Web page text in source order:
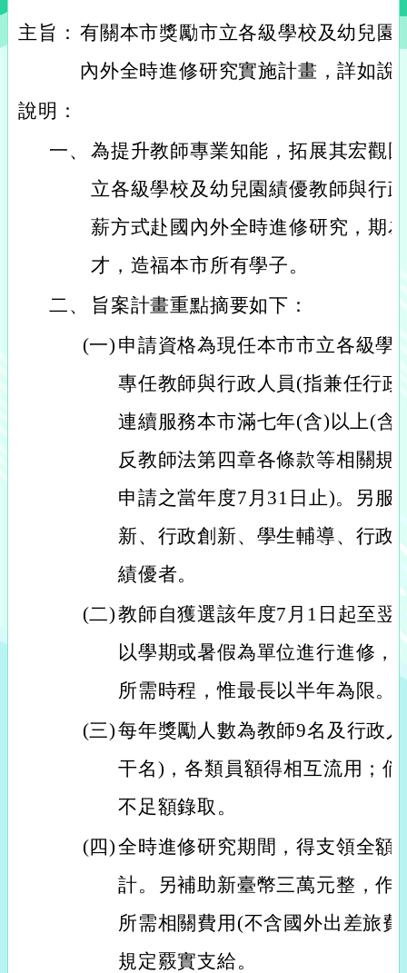
主旨： 有關本市獎勵市立各級學校及幼兒園
內外全時進修研究實施計畫，詳如說
說明：
一、 為提升教師專業知能，拓展其宏觀
立各級學校及幼兒園績優教師與行
薪方式赴國內外全時進修研究，期
才，造福本市所有學子。
二、
旨案計畫重點摘要如下：
(一) 申請資格為現任本市市立各級學
專任教師與行政人員(指兼任行
連續服務本市滿七年(含)以上(含
反教師法第四章各條款等相關規
申請之當年度7月31日止)。另服
新、行政創新、學生輔導、行政
績優者。
(二)教師自獲選該年度7月1日起至翌
以學期或暑假為單位進行進修，
所需時程，惟最長以半年為限。
(三)每年獎勵人數為教師9名及行政
干名)，各類員額得相互流用；
不足額錄取。
(四)全時進修研究期間，得支領全額
計。另補助新臺幣三萬元整，作
所需相關費用(不含國外出差旅
規定覈實支給。